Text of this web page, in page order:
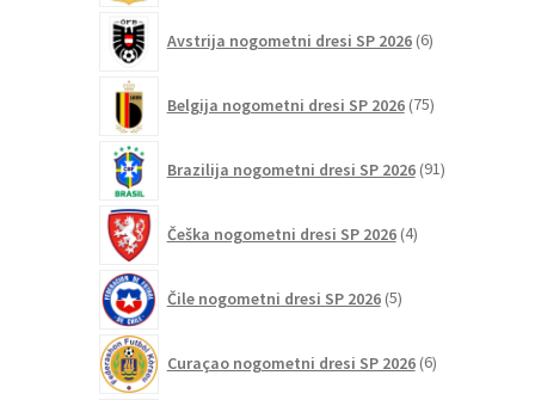
Avstrija nogometni dresi SP 2026 6izdelkov
Belgija nogometni dresi SP 2026 75izdelkov
Brazilija nogometni dresi SP 2026 91izdelkov
Češka nogometni dresi SP 2026 4izdelki
Čile nogometni dresi SP 2026 5izdelkov
Curaçao nogometni dresi SP 2026 6izdelkov